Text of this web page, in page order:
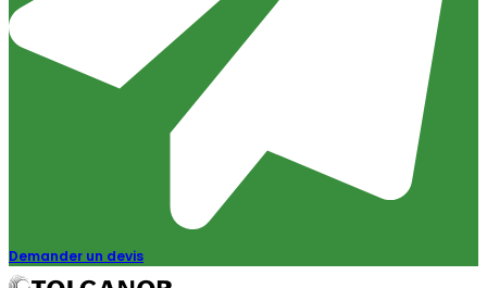
Demander un devis